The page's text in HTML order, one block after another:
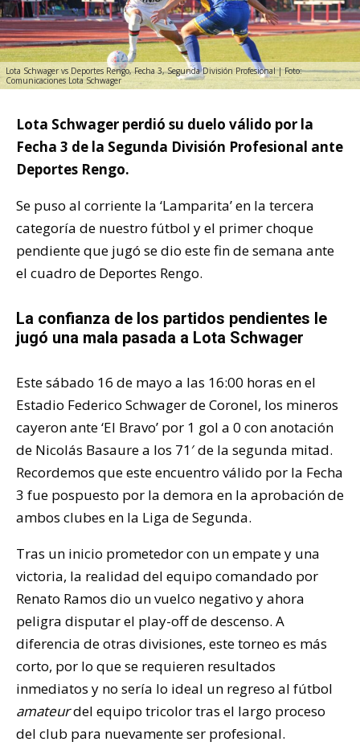
Lota Schwager vs Deportes Rengo, Fecha 3, Segunda División Profesional | Foto:
Comunicaciones Lota Schwager
Lota Schwager perdió su duelo válido por la
Fecha 3 de la Segunda División Profesional ante
Deportes Rengo.
Se puso al corriente la ‘Lamparita’ en la tercera
categoría de nuestro fútbol y el primer choque
pendiente que jugó se dio este fin de semana ante
el cuadro de Deportes Rengo.
La confianza de los partidos pendientes le
jugó una mala pasada a Lota Schwager
Este sábado 16 de mayo a las 16:00 horas en el
Estadio Federico Schwager de Coronel, los mineros
cayeron ante ‘El Bravo’ por 1 gol a 0 con anotación
de Nicolás Basaure a los 71′ de la segunda mitad.
Recordemos que este encuentro válido por la Fecha
3 fue pospuesto por la demora en la aprobación de
ambos clubes en la Liga de Segunda.
Tras un inicio prometedor con un empate y una
victoria, la realidad del equipo comandado por
Renato Ramos dio un vuelco negativo y ahora
peligra disputar el play-off de descenso. A
diferencia de otras divisiones, este torneo es más
corto, por lo que se requieren resultados
inmediatos y no sería lo ideal un regreso al fútbol
amateurdel equipo tricolor tras el largo proceso
del club para nuevamente ser profesional.